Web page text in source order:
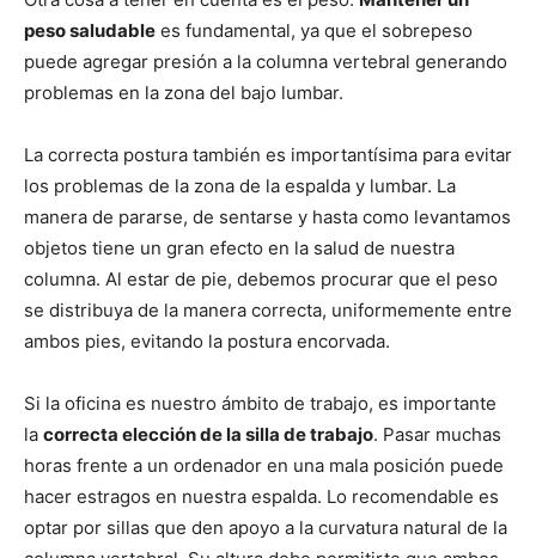
peso saludable es fundamental, ya que el sobrepeso
puede agregar presión a la columna vertebral generando
problemas en la zona del bajo lumbar.
La correcta postura también es importantísima para evitar
los problemas de la zona de la espalda y lumbar. La
manera de pararse, de sentarse y hasta como levantamos
objetos tiene un gran efecto en la salud de nuestra
columna. Al estar de pie, debemos procurar que el peso
se distribuya de la manera correcta, uniformemente entre
ambos pies, evitando la postura encorvada.
Si la oficina es nuestro ámbito de trabajo, es importante
la correcta elección de la silla de trabajo. Pasar muchas
horas frente a un ordenador en una mala posición puede
hacer estragos en nuestra espalda. Lo recomendable es
optar por sillas que den apoyo a la curvatura natural de la